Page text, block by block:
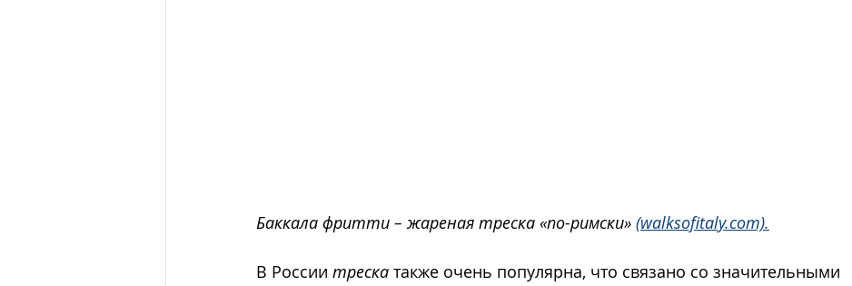
Баккала фритти – жареная треска «по-римски» (walksofitaly.com).
В России треска также очень популярна, что связано со значительными